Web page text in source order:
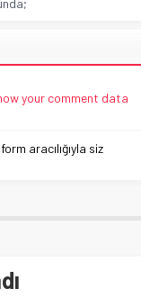
your comment data
aracılığıyla siz